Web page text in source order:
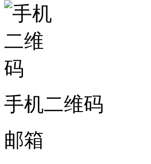
手机二维码
邮箱